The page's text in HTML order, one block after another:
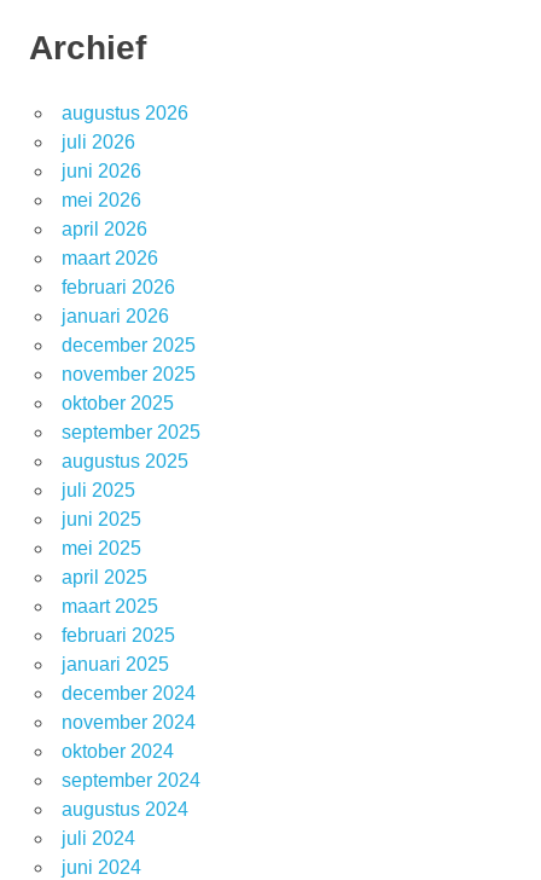
Archief
augustus 2026
juli 2026
juni 2026
mei 2026
april 2026
maart 2026
februari 2026
januari 2026
december 2025
november 2025
oktober 2025
september 2025
augustus 2025
juli 2025
juni 2025
mei 2025
april 2025
maart 2025
februari 2025
januari 2025
december 2024
november 2024
oktober 2024
september 2024
augustus 2024
juli 2024
juni 2024